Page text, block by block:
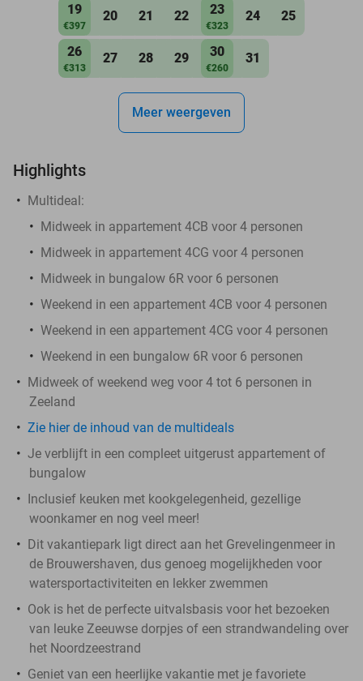
19
€397
20 21 22 23
€323
24 25
26
€313
27 28 29 30
€260
31
Meer weergeven
Highlights
Multideal:
Midweek in appartement 4CB voor 4 personen
Midweek in appartement 4CG voor 4 personen
Midweek in bungalow 6R voor 6 personen
Weekend in een appartement 4CB voor 4 personen
Weekend in een appartement 4CG voor 4 personen
Weekend in een bungalow 6R voor 6 personen
Midweek of weekend weg voor 4 tot 6 personen in
Zeeland
Zie hier de inhoud van de multideals
Je verblijft in een compleet uitgerust appartement of
bungalow
Inclusief keuken met kookgelegenheid, gezellige
woonkamer en nog veel meer!
Dit vakantiepark ligt direct aan het Grevelingenmeer in
de Brouwershaven, dus genoeg mogelijkheden voor
watersportactiviteiten en lekker zwemmen
Ook is het de perfecte uitvalsbasis voor het bezoeken
van leuke Zeeuwse dorpjes of een strandwandeling over
het Noordzeestrand
Geniet van een heerlijke vakantie met je favoriete